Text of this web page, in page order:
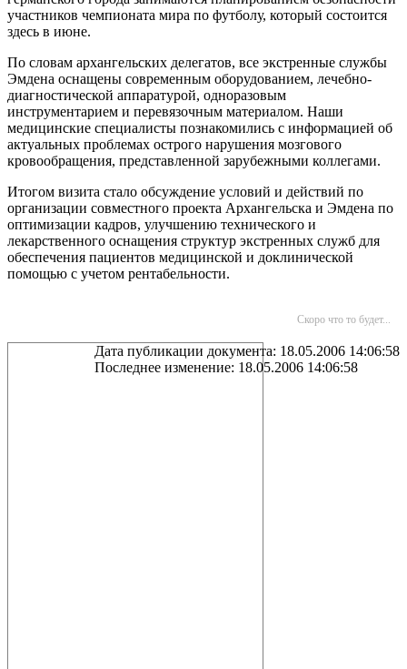
участников чемпионата мира по футболу, который состоится
здесь в июне.
По словам архангельских делегатов, все экстренные службы
Эмдена оснащены современным оборудованием, лечебно-
диагностической аппаратурой, одноразовым
инструментарием и перевязочным материалом. Наши
медицинские специалисты познакомились с информацией об
актуальных проблемах острого нарушения мозгового
кровообращения, представленной зарубежными коллегами.
Итогом визита стало обсуждение условий и действий по
организации совместного проекта Архангельска и Эмдена по
оптимизации кадров, улучшению технического и
лекарственного оснащения структур экстренных служб для
обеспечения пациентов медицинской и доклинической
помощью с учетом рентабельности.
Скоро что то будет...
Дата публикации документа: 18.05.2006 14:06:58
Последнее изменение: 18.05.2006 14:06:58